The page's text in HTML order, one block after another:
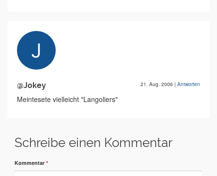
@Jokey 21. Aug. 2006 | Antworten
Meintesete vielleicht "Langoliers"
Schreibe einen Kommentar
Kommentar *